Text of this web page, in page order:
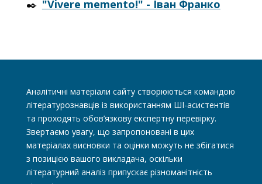
✒️ "Vivere memento!" - Іван Франко
Аналітичні матеріали сайту створюються командою
літературознавців із використанням ШІ-асистентів
та проходять обов’язкову експертну перевірку.
Звертаємо увагу, що запропоновані в цих
матеріалах висновки та оцінки можуть не збігатися
з позицією вашого викладача, оскільки
літературний аналіз припускає різноманітність